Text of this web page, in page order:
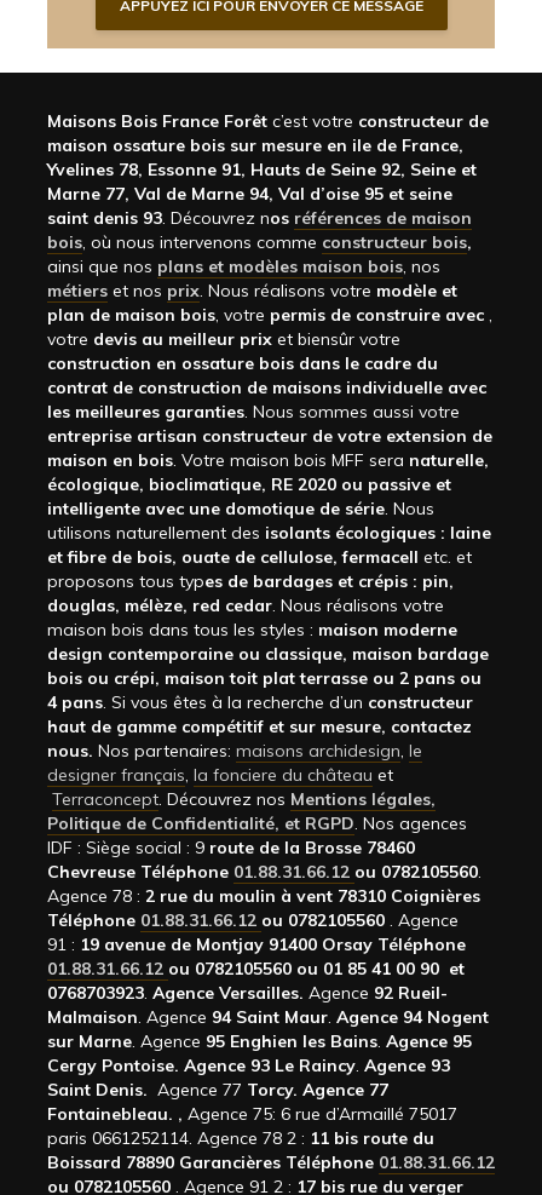
Maisons Bois France Forêt c’est votre constructeur de
maison ossature bois sur mesure en ile de France,
Yvelines 78, Essonne 91, Hauts de Seine 92, Seine et
Marne 77, Val de Marne 94, Val d’oise 95 et seine
saint denis 93. Découvrez nos références de maison
bois, où nous intervenons comme constructeur bois,
ainsi que nos plans et modèles maison bois, nos
métiers et nos prix. Nous réalisons votre modèle et
plan de maison bois, votre permis de construire avec ,
votre devis au meilleur prix et biensûr votre
construction en ossature bois dans le cadre du
contrat de construction de maisons individuelle avec
les meilleures garanties. Nous sommes aussi votre
entreprise artisan constructeur de votre extension de
maison en bois. Votre maison bois MFF sera naturelle,
écologique, bioclimatique, RE 2020 ou passive et
intelligente avec une domotique de série. Nous
utilisons naturellement des isolants écologiques : laine
et fibre de bois, ouate de cellulose, fermacell etc. et
proposons tous types de bardages et crépis : pin,
douglas, mélèze, red cedar. Nous réalisons votre
maison bois dans tous les styles : maison moderne
design contemporaine ou classique, maison bardage
bois ou crépi, maison toit plat terrasse ou 2 pans ou
4 pans. Si vous êtes à la recherche d’un constructeur
haut de gamme compétitif et sur mesure, contactez
nous. Nos partenaires: maisons archidesign, le
designer français, la fonciere du château et
Terraconcept. Découvrez nos Mentions légales,
Politique de Confidentialité, et RGPD. Nos agences
IDF : Siège social : 9 route de la Brosse 78460
Chevreuse Téléphone 01.88.31.66.12 ou 0782105560.
Agence 78 : 2 rue du moulin à vent 78310 Coignières
Téléphone 01.88.31.66.12 ou 0782105560 . Agence
91 : 19 avenue de Montjay 91400 Orsay Téléphone
01.88.31.66.12 ou 0782105560 ou 01 85 41 00 90 et
0768703923. Agence Versailles. Agence 92 Rueil-
Malmaison. Agence 94 Saint Maur. Agence 94 Nogent
sur Marne. Agence 95 Enghien les Bains. Agence 95
Cergy Pontoise. Agence 93 Le Raincy. Agence 93
Saint Denis. Agence 77 Torcy. Agence 77
Fontainebleau. , Agence 75: 6 rue d’Armaillé 75017
paris 0661252114. Agence 78 2 : 11 bis route du
Boissard 78890 Garancières Téléphone 01.88.31.66.12
ou 0782105560 . Agence 91 2 : 17 bis rue du verger